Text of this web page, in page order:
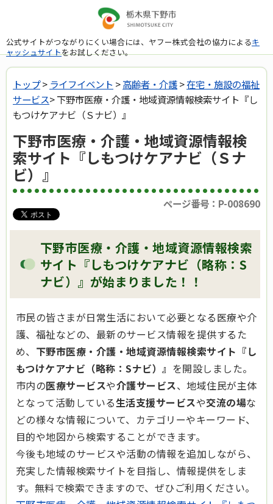
公式サイトがつながりにくい場合には、ヤフー株式会社の協力によるキ
ャッシュサイトをお試しください。
トップ> ライフイベント >高齢者・介護>在宅・施設の福祉
サービス> 下野市医療・介護・地域資源情報検索サイト『し
もつけケアナビ（Ｓナビ）』
下野市医療・介護・地域資源情報検
索サイト『しもつけケアナビ（Ｓナ
ビ）』
ページ番号：P-008690
下野市医療・介護・地域資源情報検索
サイト『しもつけケアナビ（略称：S
ナビ）』が始まりました！！
市民の皆さまが日常生活において必要となる医療や介
護、福祉などの、最新のサービス情報を提供するた
め、 下野市医療・介護・地域資源情報検索サイト『し
もつけケアナビ（略称：Sナビ）』 を開設しました。
市内の医療サービスや介護サービス、地域住民が主体
となって活動している生活支援サービスや交流の場な
どの様々な情報について、カテゴリーやキーワード、
目的や地図から検索することができます。
今後も地域のサービスや活動の情報を追加しながら、
充実した情報検索サイトを目指し、情報提供をしま
す。無料で検索できますので、ぜひご利用ください。